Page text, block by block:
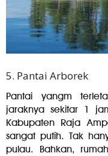
5. Pantai Arborek
Pantai yangm
jaraknya sekitar 1
Kabupaten Raja
sangat putih. Tak
pulau. Bahkan,